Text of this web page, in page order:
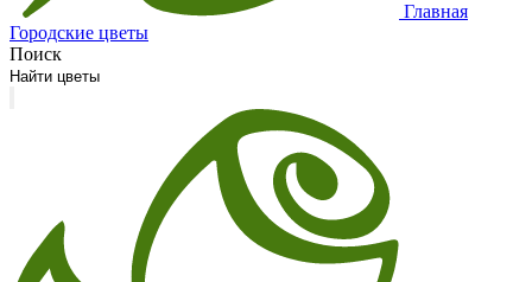
Главная
Городские цветы
Поиск